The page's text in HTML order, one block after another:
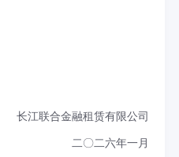
长江联合金融租赁有限公司
二〇二六年一月